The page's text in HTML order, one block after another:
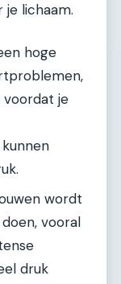
je lichaam.
hoge
voordat je
wordt
vooral
druk